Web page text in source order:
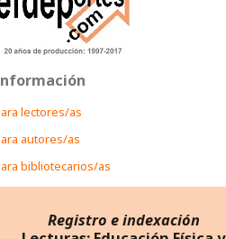
lectores/as
autores/as
bibliotecarios/as
Registro e indexación